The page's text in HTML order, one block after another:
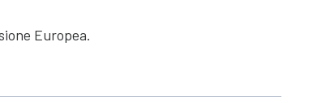
Europea.